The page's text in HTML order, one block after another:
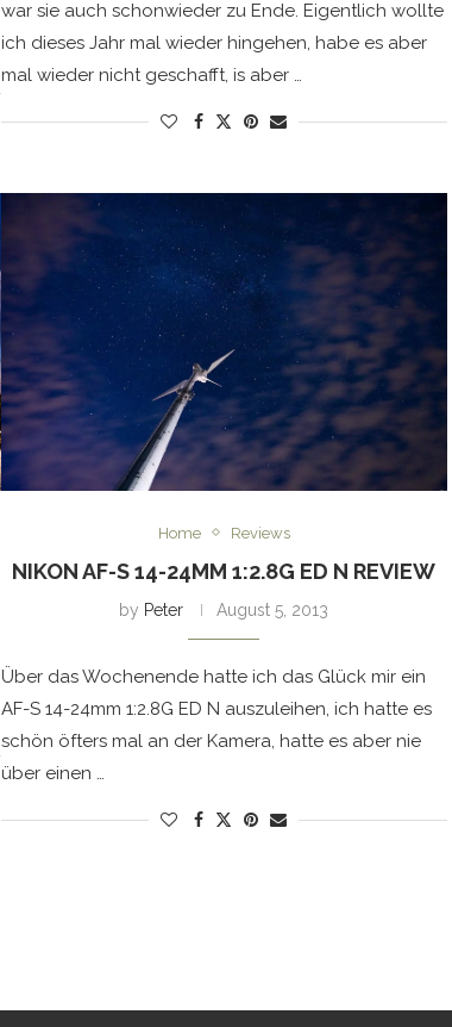
war sie auch schonwieder zu Ende. Eigentlich wollte
ich dieses Jahr mal wieder hingehen, habe es aber
mal wieder nicht geschafft, is aber …
Home Reviews
NIKON AF-S 14-24MM 1:2.8G ED N REVIEW
by Peter August 5, 2013
Über das Wochenende hatte ich das Glück mir ein
AF-S 14-24mm 1:2.8G ED N auszuleihen, ich hatte es
schön öfters mal an der Kamera, hatte es aber nie
über einen …